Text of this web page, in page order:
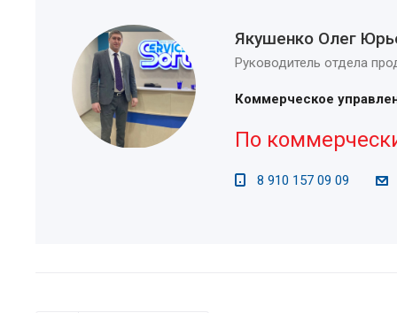
Якушенко Олег
Руководитель отдела
Коммерческое
По
8 910 157 09 09